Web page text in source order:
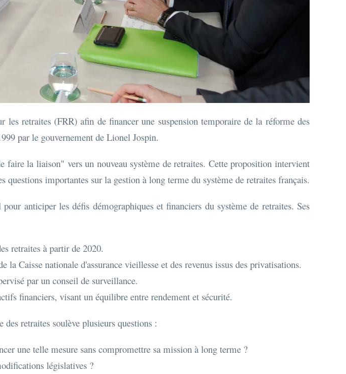
retraites (FRR) afin de financer une suspension temporaire de la réforme des
par le gouvernement de Lionel Jospin.
la liaison" vers un nouveau système de retraites. Cette proposition intervient
questions importantes sur la gestion à long terme du système de retraites français.
anticiper les défis démographiques et financiers du système de retraites. Ses
retraites à partir de 2020.
Caisse nationale d'assurance vieillesse et des revenus issus des privatisations.
par un conseil de surveillance.
financiers, visant un équilibre entre rendement et sécurité.
retraites soulève plusieurs questions :
une telle mesure sans compromettre sa mission à long terme ?
législatives ?